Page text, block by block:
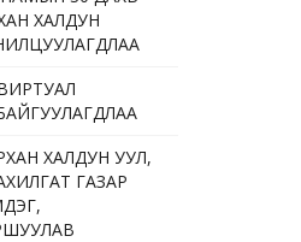
ХАЛДУН
ХАЛДУН УУЛ,
ГАЗАР